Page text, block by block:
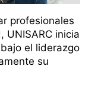
profesionales
UNISARC inicia
el liderazgo
su